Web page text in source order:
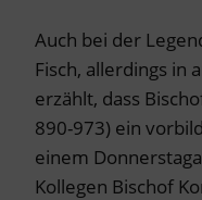
Auch bei der
Fisch, allerdings in
erzählt, dass
890-973) ein
einem
Kollegen Bischof